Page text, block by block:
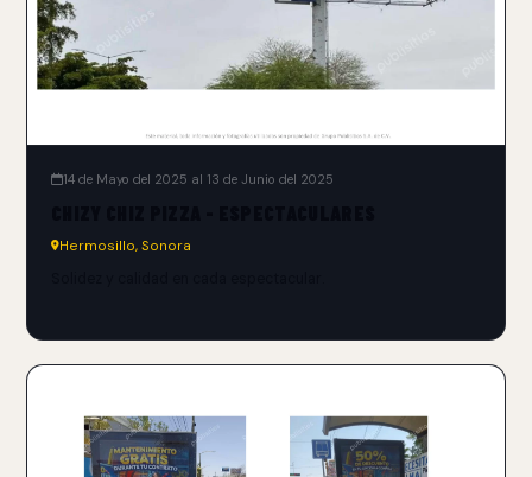
14 de Mayo del 2025 al 13 de Junio del 2025
Hermosillo, Sonora